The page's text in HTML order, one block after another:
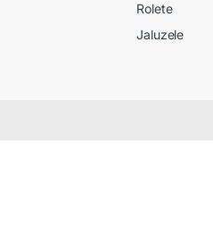
Rolete
Jaluzele